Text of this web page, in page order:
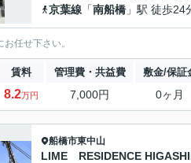
京葉線 「南船橋 」駅 徒歩24
任せ下さい。
賃料 管理費・共益費 敷金/保証
8.2万円 7,000円 0ヶ月
船橋市東中山
LIME RESIDENCE